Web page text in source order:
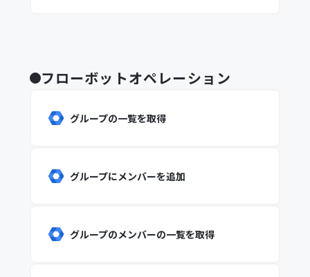
フローボットオペレーション
グループの一覧を取得
グループにメンバーを追加
グループのメンバーの一覧を取得